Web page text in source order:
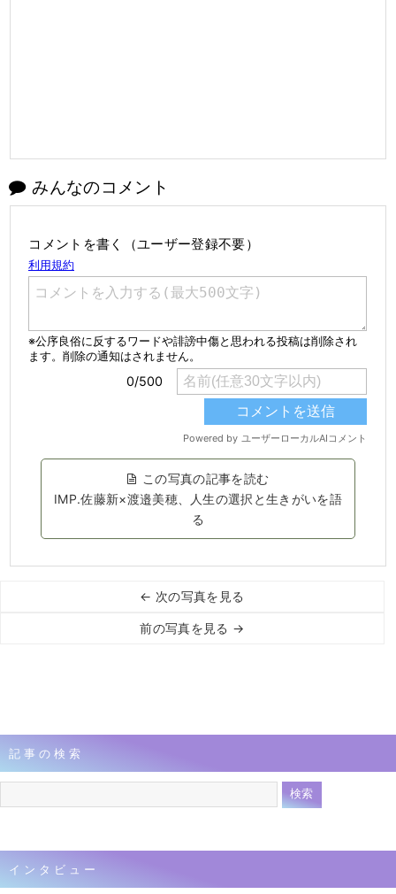
みんなのコメント
コメントを書く（ユーザー登録不要）
この写真の記事を読む
IMP.佐藤新×渡邉美穂、人生の選択と生きがいを語
る
← 次の写真を見る
前の写真を見る →
記事の検索
インタビュー